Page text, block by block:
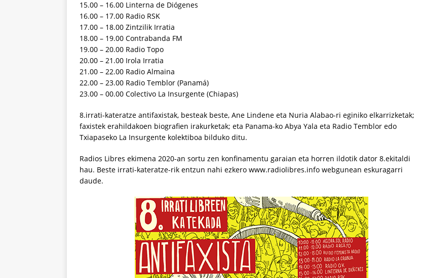
15.00 – 16.00 Linterna de Diógenes
16.00 – 17.00 Radio RSK
17.00 – 18.00 Zintzilik Irratia
18.00 – 19.00 Contrabanda FM
19.00 – 20.00 Radio Topo
20.00 – 21.00 Irola Irratia
21.00 – 22.00 Radio Almaina
22.00 – 23.00 Radio Temblor (Panamá)
23.00 – 00.00 Colectivo La Insurgente (Chiapas)
8.irrati-kateratze antifaxistak, besteak beste, Ane Lindene eta Nuria Alabao-ri eginiko elkarrizketak;
faxistek erahildakoen biografien irakurketak; eta Panama-ko Abya Yala eta Radio Temblor edo
Txiapaseko La Insurgente kolektiboa bilduko ditu.
Radios Libres ekimena 2020-an sortu zen konfinamentu garaian eta horren ildotik dator 8.ekitaldi
hau. Beste irrati-kateratze-rik entzun nahi ezkero www.radiolibres.info webgunean eskuragarri
daude.